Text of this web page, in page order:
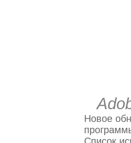
Новое